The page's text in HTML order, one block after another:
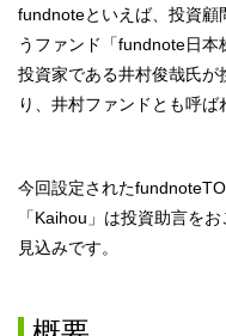
fundnoteといえば、投資顧
うファンド「fundnote日本
投資家である井村俊哉⽒が
り、井村ファンドとも呼ば
今回設定された
「Kaihou」は投資助言を
見込みです。